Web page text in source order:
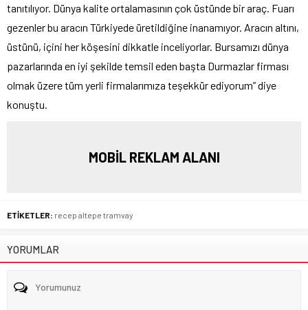
tanıtılıyor. Dünya kalite ortalamasının çok üstünde bir araç. Fuarı
gezenler bu aracın Türkiyede üretildiğine inanamıyor. Aracın altını,
üstünü, içini her köşesini dikkatle inceliyorlar. Bursamızı dünya
pazarlarında en iyi şekilde temsil eden başta Durmazlar firması
olmak üzere tüm yerli firmalarımıza teşekkür ediyorum” diye
konuştu.
MOBİL REKLAM ALANI
ETİKETLER: recep altepe tramvay
YORUMLAR